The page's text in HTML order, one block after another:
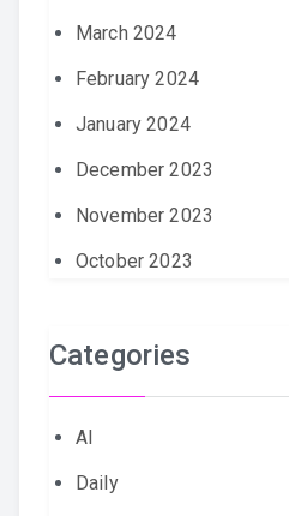
March 2024
February 2024
January 2024
December 2023
November 2023
October 2023
Categories
AI
Daily